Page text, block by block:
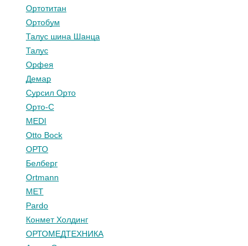
Ортотитан
Ортобум
Талус шина Шанца
Талус
Орфея
Демар
Сурсил Орто
Орто-С
MEDI
Otto Bock
ОРТО
Белберг
Ortmann
МЕТ
Pardo
Конмет Холдинг
ОРТОМЕДТЕХНИКА